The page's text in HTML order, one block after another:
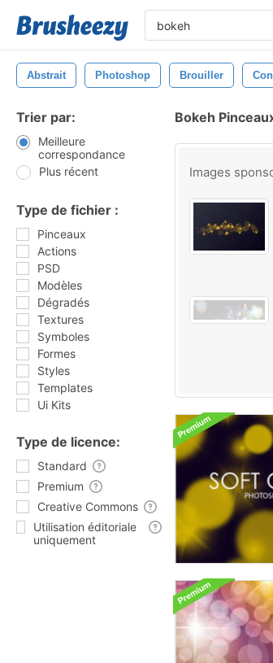
Abstrait Photoshop Brouiller
Trier par:
Meilleure
correspondance
Plus récent
Type de fichier :
Pinceaux
Actions
PSD
Modèles
Dégradés
Textures
Symboles
Formes
Styles
Templates
Ui Kits
Type de licence:
Standard
Premium
Creative Commons
Utilisation éditoriale
uniquement
Bokeh
Images